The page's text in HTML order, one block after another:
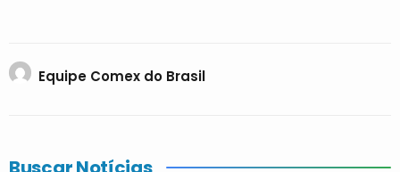
Equipe Comex do Brasil